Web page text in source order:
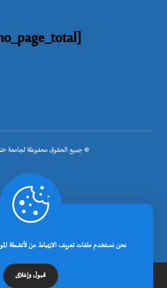
[rano_page_total]
© جميع الحقوق محفوظة لجامعة خنشلة
.
نحن نستخدم ملفات تعريف الارتباط من لأنشطة
قبول وإغلاق